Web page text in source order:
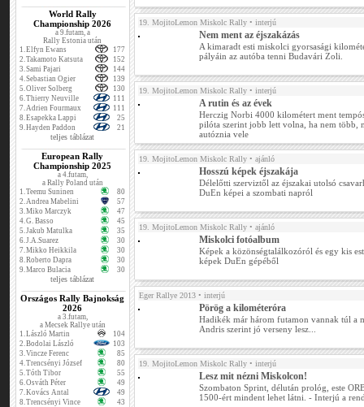
World Rally
Championship 2026
a 9.futam, a
Rally Estonia után
1.Elfyn Ewans
177
2.Takamoto Katsuta
152
3.Sami Pajari
144
4.Sebastian Ogier
139
5.Oliver Solberg
130
6.Thierry Neuville
111
7.Adrien Fourmaux
111
8.Esapekka Lappi
25
9.Hayden Paddon 21
teljes táblázat
European Rally
Championship 2025
a 4.futam,
a Rally Poland után
1.Teemu Suninen
80
2.Andrea Mabelini
57
3.Miko Marczyk
47
4.G. Basso
45
5.Jakub Matulka
35
6.J.A.Suarez
30
7.Mikko Heikkila
30
8.Roberto Dapra
30
9.Marco Bulacia 30
teljes táblázat
Országos Rally Bajnokság
2026
a 3.futam,
a Mecsek Rallye után
1.László Martin
104
2.Bodolai László
103
3.Vincze Ferenc
85
4.Trencsényi József
80
5.Tóth Tibor
55
6.Osváth Péter
49
7.Kovács Antal
49
8.Trencsényi Vince
43
19. MojitoLemon Miskolc Rally • interjú
Nem ment az éjszakázás
A kimaradt esti miskolci gyorsasági
pályáin az autóba tenni Budavári Zoli.
19. MojitoLemon Miskolc Rally • interjú
A rutin és az évek
Herczig Norbi 4000 kilométert ment
pilóta szerint jobb lett volna, ha nem több,
autóznia vele
19. MojitoLemon Miskolc Rally • ajánló
Hosszú képek éjszakája
Délelőtti szerviztől az éjszakai utolsó
DuEn képei a szombati napról
19. MojitoLemon Miskolc Rally • ajánló
Miskolci fotóalbum
Képek a közönségtalálkozóról és egy kis
képek DuEn gépéből
Eger Rallye 2013 • interjú
Pörög a kilométeróra
Hadikék már három futamon vannak túl a
Andris szerint jó verseny lesz...
19. MojitoLemon Miskolc Rally • interjú
Lesz mit nézni Miskolcon!
Szombaton Sprint, délután prológ, este
1500-ért mindent lehet látni. - Interjú a